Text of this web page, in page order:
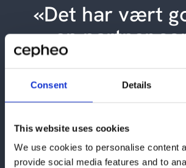
Consent Details
This website uses cookies
We use cookies to personalise content
provide social media features and to
«Det har vært
en partner
inngående
vår virksomhet,
måten kan vi
komme frem til